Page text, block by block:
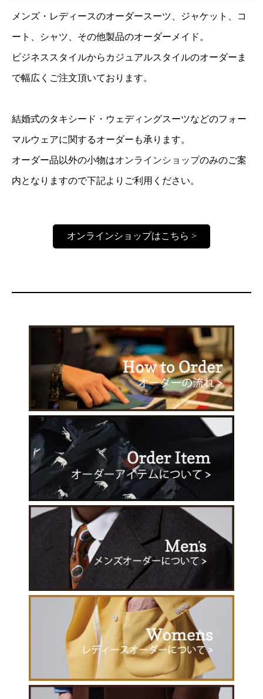
メンズ・レディースのオーダースーツ、ジャケット、コ
ート、シャツ、その他製品のオーダーメイド。
ビジネススタイルからカジュアルスタイルのオーダーま
で幅広くご注文頂いております。
結婚式のタキシード・ウェディングスーツなどのフォー
マルウェアに関するオーダーも承ります。
オーダー品以外の小物はオンラインショップのみのご案
内となりますので下記よりご利用ください。
オンラインショップはこちら >